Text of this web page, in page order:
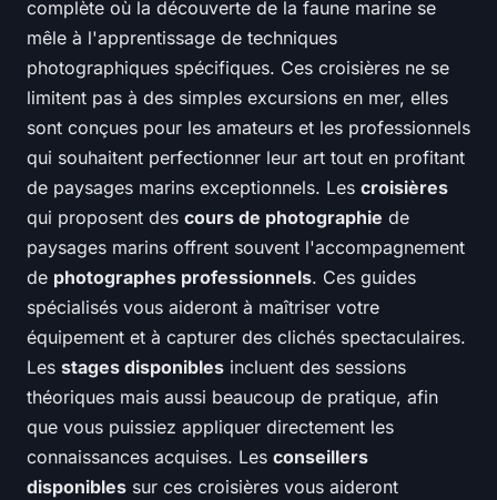
complète où la découverte de la faune marine se
mêle à l'apprentissage de techniques
photographiques spécifiques. Ces croisières ne se
limitent pas à des simples excursions en mer, elles
sont conçues pour les amateurs et les professionnels
qui souhaitent perfectionner leur art tout en profitant
de paysages marins exceptionnels. Les croisières
qui proposent des cours de photographie de
paysages marins offrent souvent l'accompagnement
de photographes professionnels. Ces guides
spécialisés vous aideront à maîtriser votre
équipement et à capturer des clichés spectaculaires.
Les stages disponibles incluent des sessions
théoriques mais aussi beaucoup de pratique, afin
que vous puissiez appliquer directement les
connaissances acquises. Les conseillers
disponibles sur ces croisières vous aideront